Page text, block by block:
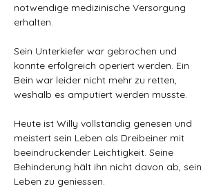
notwendige medizinische Versorgung
erhalten.
Sein Unterkiefer war gebrochen und
konnte erfolgreich operiert werden. Ein
Bein war leider nicht mehr zu retten,
weshalb es amputiert werden musste.
Heute ist Willy vollständig genesen und
meistert sein Leben als Dreibeiner mit
beeindruckender Leichtigkeit. Seine
Behinderung hält ihn nicht davon ab, sein
Leben zu geniessen.